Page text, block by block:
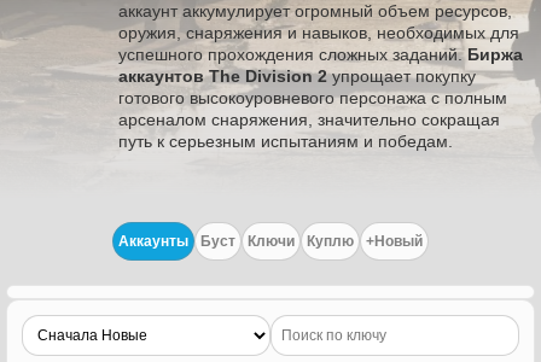
аккаунт аккумулирует огромный объем ресурсов,
оружия, снаряжения и навыков, необходимых для
успешного прохождения сложных заданий. Биржа
аккаунтов The Division 2упрощает покупку
готового высокоуровневого персонажа с полным
арсеналом снаряжения, значительно сокращая
путь к серьезным испытаниям и победам.
Аккаунты Буст Ключи Куплю +Новый